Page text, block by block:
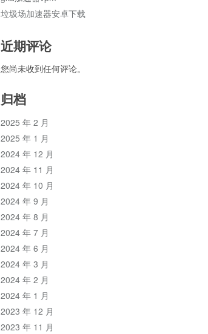
垃圾场加速器安卓下载
近期评论
您尚未收到任何评论。
归档
2025 年 2 月
2025 年 1 月
2024 年 12 月
2024 年 11 月
2024 年 10 月
2024 年 9 月
2024 年 8 月
2024 年 7 月
2024 年 6 月
2024 年 3 月
2024 年 2 月
2024 年 1 月
2023 年 12 月
2023 年 11 月